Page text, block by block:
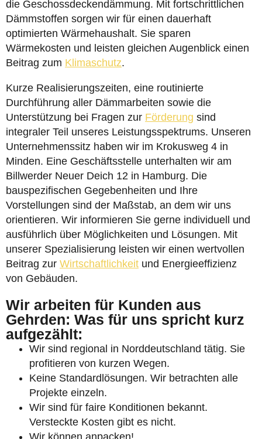
die Geschossdeckendämmung. Mit fortschrittlichen
Dämmstoffen sorgen wir für einen dauerhaft
optimierten Wärmehaushalt. Sie sparen
Wärmekosten und leisten gleichen Augenblick einen
Beitrag zum Klimaschutz.
Kurze Realisierungszeiten, eine routinierte
Durchführung aller Dämmarbeiten sowie die
Unterstützung bei Fragen zur Förderung sind
integraler Teil unseres Leistungsspektrums. Unseren
Unternehmenssitz haben wir im Krokusweg 4 in
Minden. Eine Geschäftsstelle unterhalten wir am
Billwerder Neuer Deich 12 in Hamburg. Die
bauspezifischen Gegebenheiten und Ihre
Vorstellungen sind der Maßstab, an dem wir uns
orientieren. Wir informieren Sie gerne individuell und
ausführlich über Möglichkeiten und Lösungen. Mit
unserer Spezialisierung leisten wir einen wertvollen
Beitrag zur Wirtschaftlichkeit und Energieeffizienz
von Gebäuden.
Wir arbeiten für Kunden aus
Gehrden: Was für uns spricht kurz
aufgezählt:
Wir sind regional in Norddeutschland tätig. Sie
profitieren von kurzen Wegen.
Keine Standardlösungen. Wir betrachten alle
Projekte einzeln.
Wir sind für faire Konditionen bekannt.
Versteckte Kosten gibt es nicht.
Wir können anpacken!